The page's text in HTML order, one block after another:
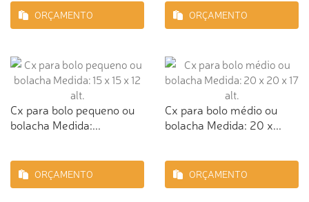
ORÇAMENTO ORÇAMENTO
Cx para bolo pequeno ou
bolacha Medida:...
ORÇAMENTO
Cx para bolo médio ou
bolacha Medida: 20 x...
ORÇAMENTO